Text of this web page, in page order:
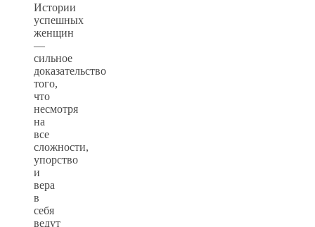
Истории
успешных
женщин
—
сильное
доказательство
того,
что
несмотря
на
все
сложности,
упорство
и
вера
в
себя
ведут